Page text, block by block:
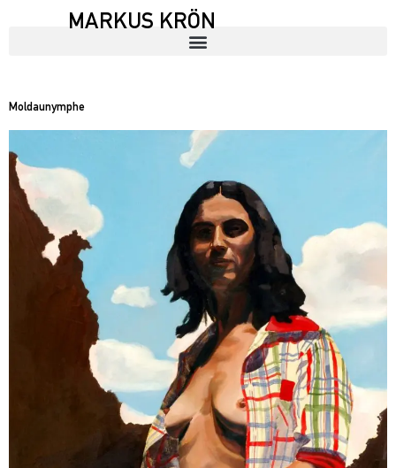
MARKUS KRÖN
Moldaunymphe